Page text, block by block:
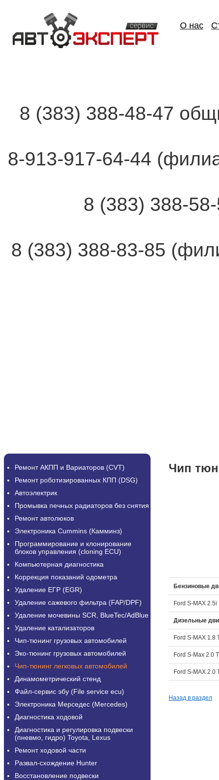
О нас
8 (383) 388-48-47
8-913-917-64-44
8 (383) 388-
8 (383) 388-83-85
Ремонт АКПП и Вариаторов (CVT)
Ремонт роботизированных КПП (DSG)
Автоэлектрик
Промывка печных радиаторов без снятия
Ремонт автолюков
Электроника Cummins (Камминз)
Программирование и клонирование
блоков управления (cloning ECU)
Компьютерная диагностика
Коррекция показаний одометра
Удаление ЕГР (EGR)
Удаление сажевого фильтра (FAP/DPF)
Удаление мочевины SCR, BlueTec/AdBlue
Удаление катализаторов
Чип-тюнинг грузовых автомобилей
Эко-тюнинг грузовых автомобилей
Чип-тюнинг легковых автомобилей
Динамометрический стенд
Файл-сервис эбу (File service ecu)
Электроника Мерседес (Mercedes)
Диагностика ходовой
Диагностика и регулировка подвески
(пневмо, гидро) Toyota, Lexus
Ремонт ходовой части
Развал-схождение Hunter
Восстановление подвески
Чип
Бензиновые
Ford S-MAX 2.5i
Дизельные
Ford S-MAX 1.8
Ford S-Max 2.0
Ford S-MAX 2.0
Назад в раздел